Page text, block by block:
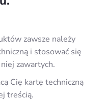
zawsze należy
i stosować się
zawartych.
Cię kartę techniczną
treścią.